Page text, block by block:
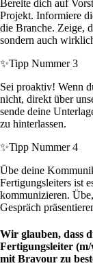
Bereite dich auf
Projekt. Informiere
die Branche. Zeige,
sondern auch
✨Tipp Nummer 3
Sei proaktiv! Wenn
nicht, direkt über
sende deine
zu hinterlassen.
✨Tipp Nummer 4
Übe deine
Fertigungsleiters ist
kommunizieren.
Gespräch
Wir glauben, dass
Fertigungsleiter
mit Bravour zu